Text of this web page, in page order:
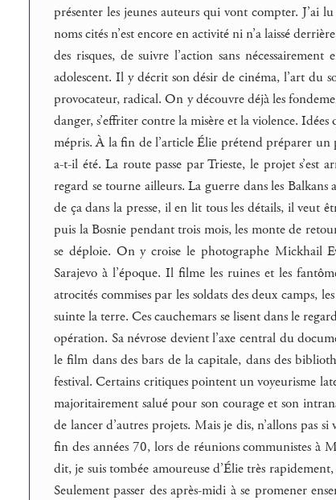
présenter les jeunes auteurs qui vont compter. J’ai
noms cités n’est encore en activité ni n’a laissé
des risques, de suivre l’action sans
adolescent. Il y décrit son désir de cinéma, l’art du
provocateur, radical. On y découvre déjà les
danger, s’effriter contre la misère et la violence.
mépris. À la fin de l’article Élie prétend préparer un
a-t-il été. La route passe par Trieste, le projet
regard se tourne ailleurs. La guerre dans les
de ça dans la presse, il en lit tous les détails, il veut
puis la Bosnie pendant trois mois, les monte de
se déploie. On y croise le photographe Mickhail
Sarajevo à l’époque. Il filme les ruines et les
atrocités commises par les soldats des deux camps,
suinte la terre. Ces cauchemars se lisent dans le
opération. Sa névrose devient l’axe central du
le film dans des bars de la capitale, dans des
festival. Certains critiques pointent un voyeurisme
majoritairement salué pour son courage et son
de lancer d’autres projets. Mais je dis, n’allons pas
fin des années 70, lors de réunions communistes à
dit, je suis tombée amoureuse d’Élie très
Seulement passer des après-midi à se promener